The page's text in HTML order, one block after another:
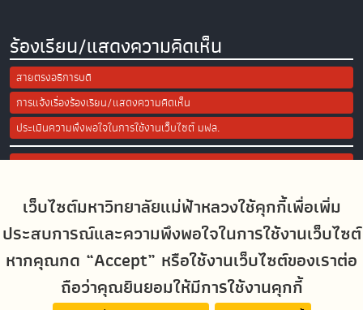
เว็บไซต์มหาวิทยาลัยแม่ฟ้าหลวงใช้คุกกี้เพื่อเพิ่ม
ประสบการณ์และความพึงพอใจในการใช้งานเว็บไซต์
หากคุณกด “Accept” หรือใช้งานเว็บไซต์ของเราต่อ
ถือว่าคุณยินยอมให้มีการใช้งานคุกกี้
ร้องเรียน/แสดงความคิดเห็น
สายตรงอธิการบดี
การแจ้งเรื่องร้องเรียน/แสดงความคิดเห็น
ประเมินความพึงพอใจในการใช้งานเว็บไซต์ มฟล.
Site Map
Social Media